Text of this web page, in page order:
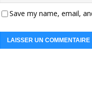
Save my name, email,